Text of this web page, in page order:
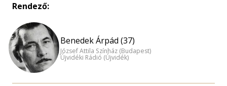
Rendező:
Benedek Árpád (37)
József Attila Színház (Budapest)
Újvidéki Rádió (Újvidék)